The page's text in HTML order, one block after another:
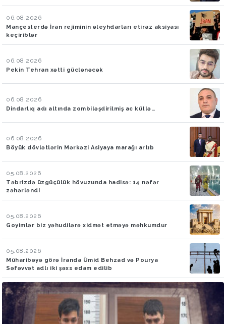
06.08.2026
Mançesterdə İran rejiminin əleyhdarları etiraz aksiyası
keçiriblər
06.08.2026
Pekin Tehran xətti güclənəcək
06.08.2026
Dindarlıq adı altında zombiləşdirilmiş ac kütlə…
06.08.2026
Böyük dövlətlərin Mərkəzi Asiyaya marağı artıb
05.08.2026
Təbrizdə üzgüçülük hövuzunda hadisə: 14 nəfər
zəhərləndi
05.08.2026
Goyimlər biz yəhudilərə xidmət etməyə məhkumdur
05.08.2026
Müharibəyə görə İranda Ümid Behzad və Pourya
Səfəvvət adlı iki şəxs edam edilib